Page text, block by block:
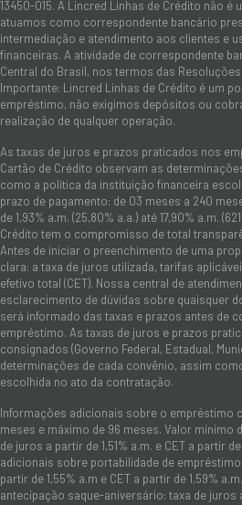
13450-015. A Lincred Linhas de Crédito não é
atuamos como correspondente bancário
intermediação e atendimento aos clientes e
financeiras. A atividade de correspondente
Central do Brasil, nos termos das Resoluções
Importante: Lincred Linhas de Crédito é um
empréstimo, não exigimos depósitos ou
realização de qualquer operação.
As taxas de juros e prazos praticados nos
Cartão de Crédito observam as
como a política da instituição financeira
prazo de pagamento: de 03 meses a 240
de 1,93% a.m. (25,80% a.a.) até 17,90% a.m.
Crédito tem o compromisso de total
Antes de iniciar o preenchimento de uma
clara: a taxa de juros utilizada, tarifas
efetivo total (CET). Nossa central de
esclarecimento de dúvidas sobre quaisquer
será informado das taxas e prazos antes de
empréstimo. As taxas de juros e prazos
consignados (Governo Federal, Estadual,
determinações de cada convênio, assim
escolhida no ato da contratação.
Informações adicionais sobre o empréstimo
meses e máximo de 96 meses. Valor mínimo
de juros a partir de 1,51% a.m. e CET a partir
adicionais sobre portabilidade de
partir de 1,55% a.m e CET a partir de 1,59%
antecipação saque-aniversário: taxa de juros